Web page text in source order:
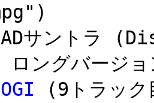
ロングバージョ
(9トラッ